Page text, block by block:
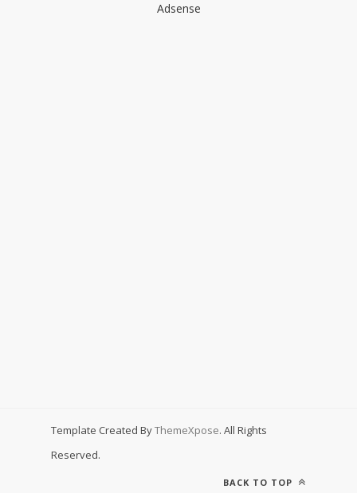
Adsense
Template Created ByThemeXpose. All Rights
Reserved.
BACK TO TOP